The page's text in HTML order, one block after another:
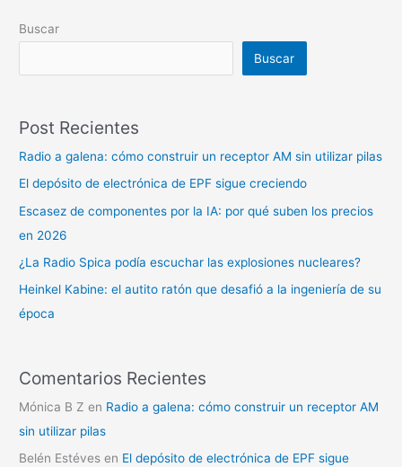
Buscar
Buscar
Post Recientes
Radio a galena: cómo construir un receptor AM sin utilizar pilas
El depósito de electrónica de EPF sigue creciendo
Escasez de componentes por la IA: por qué suben los precios
en 2026
¿La Radio Spica podía escuchar las explosiones nucleares?
Heinkel Kabine: el autito ratón que desafió a la ingeniería de su
época
Comentarios Recientes
Mónica B Z en Radio a galena: cómo construir un receptor AM
sin utilizar pilas
Belén Estéves en El depósito de electrónica de EPF sigue